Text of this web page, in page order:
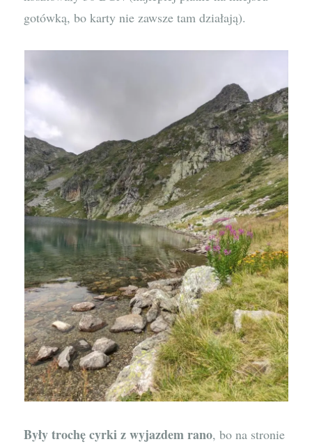
gotówką, bo karty nie zawsze tam działają).
Były trochę cyrki z wyjazdem rano, bo na stronie